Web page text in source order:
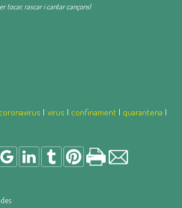
tocar, rascar i cantar cançons!
coronavirus | virus | confinament| quarantena |